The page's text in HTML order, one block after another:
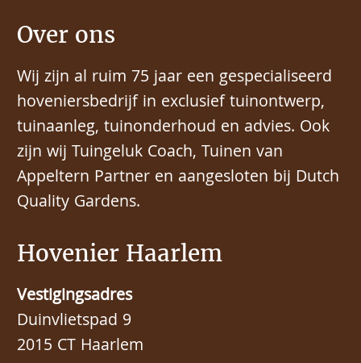
Hovenier Haarlem
Vestigingsadres
Duinvlietspad 9
2015 CT Haarlem
Over ons
Wij zijn al ruim 75 jaar een gespecialiseerd
hoveniersbedrijf in exclusief tuinontwerp,
tuinaanleg, tuinonderhoud en advies. Ook
zijn wij Tuingeluk Coach, Tuinen van
Appeltern Partner en aangesloten bij Dutch
Quality Gardens.